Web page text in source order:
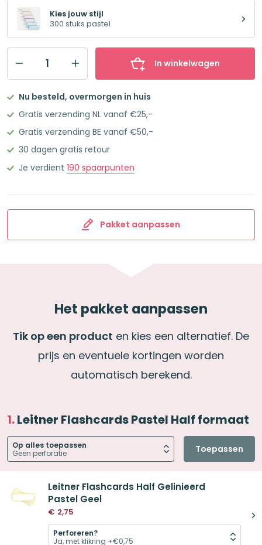
Kies jouw stijl
300 stuks pastel
Pakket
Half
300
stuks
Pastel
In winkelwagen
Nu besteld, overmorgen in huis
Gratis verzending NL vanaf €25,-
Gratis verzending BE vanaf €50,-
30 dagen gratis retour
Je verdient 190 spaarpunten
Pakket aanpassen
Het pakket aanpassen
Tik op een product en kies een alternatief. De
prijs en eventuele kortingen worden
automatisch berekend.
Leitner Flashcards Pastel Half formaat
Op alles toepassen Toepassen
Leitner Flashcards Half Gelinieerd
Pastel Geel
€ 2,75
Perforeren?